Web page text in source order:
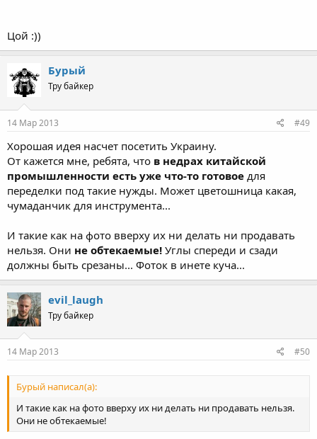
Цой :))
Бурый
Тру байкер
14 Мар 2013 #49
Хорошая идея насчет посетить Украину.
От кажется мне, ребята, что в недрах китайской
промышленности есть уже что-то готовое для
переделки под такие нужды. Может цветошница какая,
чумаданчик для инструмента...
И такие как на фото вверху их ни делать ни продавать
нельзя. Они не обтекаемые! Углы спереди и сзади
должны быть срезаны... Фоток в инете куча...
evil_laugh
Тру байкер
14 Мар 2013 #50
Бурый написал(а):
И такие как на фото вверху их ни делать ни продавать нельзя.
Они не обтекаемые!